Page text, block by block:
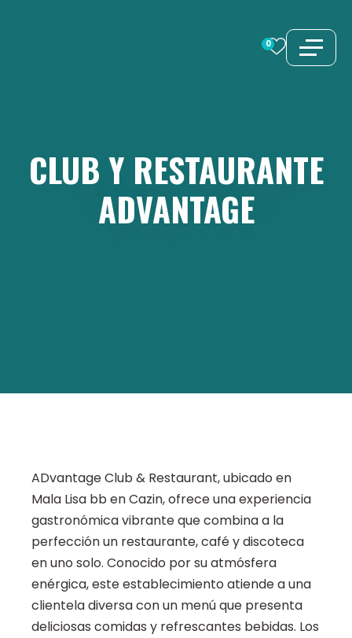
0
CLUBY RESTAURANTE
ADVANTAGE
ADvantage Club & Restaurant, ubicado en
Mala Lisa bb en Cazin, ofrece una experiencia
gastronómica vibrante que combina a la
perfección un restaurante, café y discoteca
en uno solo. Conocido por su atmósfera
enérgica, este establecimiento atiende a una
clientela diversa con un menú que presenta
deliciosas comidas y refrescantes bebidas. Los